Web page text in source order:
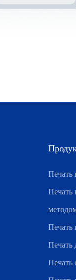
Печать
Печать
Печать
Печать
Печать